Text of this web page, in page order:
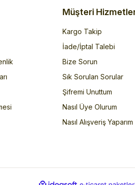
Müşteri
Kargo Takip
İade/İptal Talebi
Bize Sorun
Sık Sorulan Sorular
Şifremi Unuttum
Nasıl Üye Olurum
Nasıl Alışveriş Yaparım